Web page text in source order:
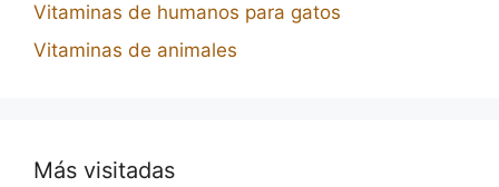
Vitaminas de humanos para gatos
Vitaminas de animales
Más visitadas